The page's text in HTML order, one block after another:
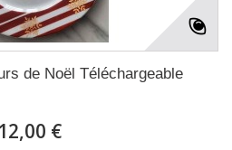
de Noël Téléchargeable
12,00 €